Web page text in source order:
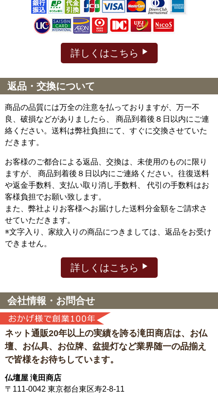
詳しくはこちら
返品・交換について
商品の品質には万全の注意を払っておりますが、万一不
良、破損などがありましたら、 商品到着後８日以内にご連
絡ください。送料は弊社負担にて、すぐに交換させていた
だきます。
お客様のご都合による返品、交換は、未使用のものに限り
ますが、
商品到着後８日以内にご連絡ください。往復送料
や返金手数料、支払い取り消し手数料、 代引の手数料はお
客様負担でお願い致します。
また、弊社よりお客様へお届けした送料分金額をご請求さ
せていただきます。
※文字入り、家紋入りの商品につきましては、返品をお受け
できません。
詳しくはこちら
会社情報・お問合せ
ネット通販20年以上の実績を誇る滝田商店は、 お仏
壇、お仏具、お位牌、盆提灯など業界随一の品揃え
で皆様をお待ちしています。
仏壇屋 滝田商店
〒111-0042 東京都台東区寿2-8-11